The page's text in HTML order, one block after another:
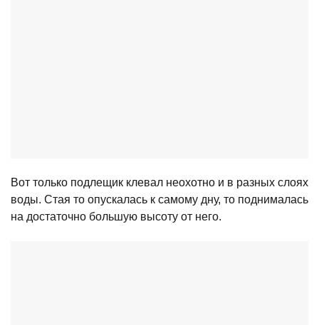
Вот только подлещик клевал неохотно и в разных слоях
воды. Стая то опускалась к самому дну, то поднималась
на достаточно большую высоту от него.